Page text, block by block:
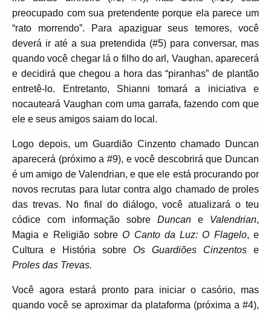
preocupado com sua pretendente porque ela parece um
“rato morrendo”. Para apaziguar seus temores, você
deverá ir até a sua pretendida (#5) para conversar, mas
quando você chegar lá o filho do arl, Vaughan, aparecerá
e decidirá que chegou a hora das “piranhas” de plantão
entretê-lo. Entretanto, Shianni tomará a iniciativa e
nocauteará Vaughan com uma garrafa, fazendo com que
ele e seus amigos saiam do local.
Logo depois, um Guardião Cinzento chamado Duncan
aparecerá (próximo a #9), e você descobrirá que Duncan
é um amigo de Valendrian, e que ele está procurando por
novos recrutas para lutar contra algo chamado de proles
das trevas. No final do diálogo, você atualizará o teu
códice com informação sobre Duncan e Valendrian,
Magia e Religião sobreO Canto da Luz: O Flagelo, e
Cultura e História sobre Os Guardiões Cinzentos e
Proles das Trevas.
Você agora estará pronto para iniciar o casório, mas
quando você se aproximar da plataforma (próxima a #4),